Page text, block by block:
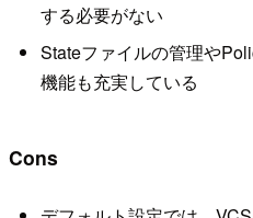
する必要がない
Stateファイルの管理や
機能も充実している
Cons